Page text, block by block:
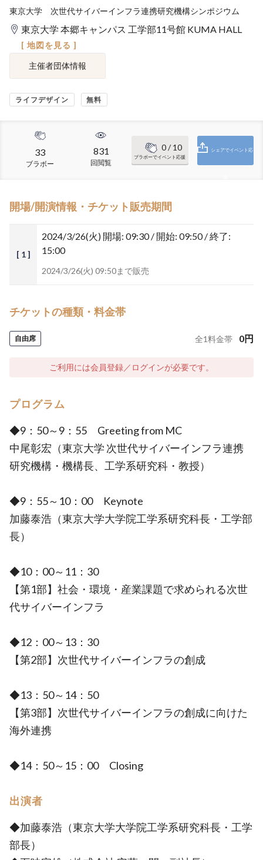
東京大学 次世代サイバーインフラ連携研究機構シンポジウム
東京大学 本郷キャンパス 工学部11号館 KUMA HALL
[ 地図を見る ]
主催者団体情報
ライフデザイン 無料
33
ブラボー
831
回閲覧
0/ 10
ブラボーでイベント応援
シェアでイベント応
開場/開演情報・チケット販売期間
[ 1 ]
2024/3/26(火) 開場: 09:30 / 開始: 09:50 / 終了:
15:00
2024/3/26(火) 09:50まで販売
チケットの種類・料金帯
自由席 全1料金帯 0円
ご利用には会員登録／ログインが必要です。
プログラム
◆9：50～9：55 Greeting from MC
中尾彰宏（東京大学 次世代サイバーインフラ連携
研究機構・機構長、工学系研究科・教授）
◆9：55～10：00 Keynote
加藤泰浩（東京大学大学院工学系研究科長・工学部
長）
◆10：00～11：30
【第1部】社会・環境・産業課題で求められる次世
代サイバーインフラ
◆12：00～13：30
【第2部】次世代サイバーインフラの創成
◆13：50～14：50
【第3部】次世代サイバーインフラの創成に向けた
海外連携
◆14：50～15：00 Closing
出演者
◆加藤泰浩（東京大学大学院工学系研究科長・工学
部長）